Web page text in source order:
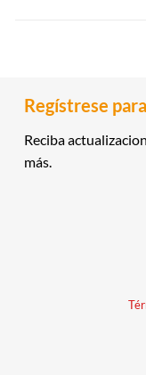
Regístrese
Reciba
más.